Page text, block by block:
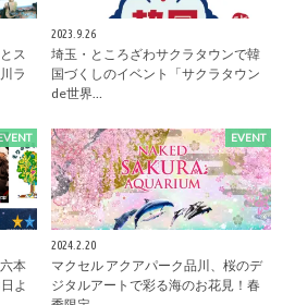
ス
ラ
2023.9.26
埼玉・ところざわサクラタウンで韓
国づくしのイベント「サクラタウン
de世界…
本
よ
EVENT
2024.2.20
マクセル アクアパーク品川、桜のデ
ジタルアートで彩る海のお花見！春